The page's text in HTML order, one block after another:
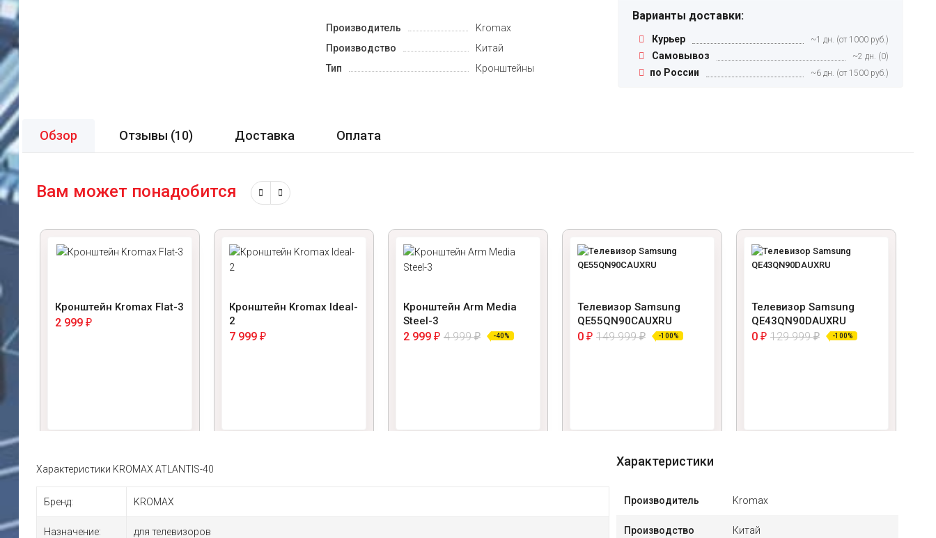
Производитель
Kromax
Производство
Китай
Тип
Кронштейны
Варианты доставки:
Курьер ~1 дн. (от 1000 руб.)
Самовывоз ~2 дн. (0)
по России ~6 дн. (от 1500 руб.)
Обзор Отзывы (10) Доставка Оплата
Вам может понадобится
Кронштейн Kromax Flat-3
2 999 ₽
Кронштейн Kromax Ideal-
2
7 999 ₽
Кронштейн Arm Media
Steel-3
2 999 ₽ 4 999₽ -40%
Телевизор Samsung
QE55QN90CAUXRU
0 ₽ 149 999₽ -100%
Телевизор Samsung
QE43QN90DAUXRU
0 ₽ 129 999₽ -100%
Характеристики KROMAX ATLANTIS-40
Бренд: KROMAX
Назначение: для телевизоров
Характеристики
Производитель Kromax
Производство Китай